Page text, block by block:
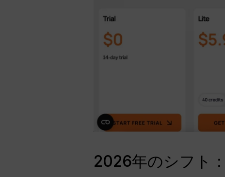
2026年のシフト